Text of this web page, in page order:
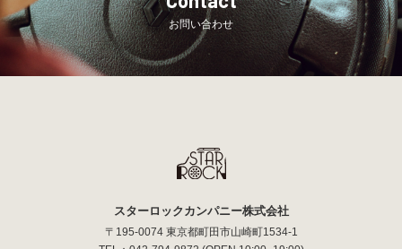
お問い合わせ
スターロックカンパニー株式会社
〒195-0074 東京都町田市山崎町1534-1